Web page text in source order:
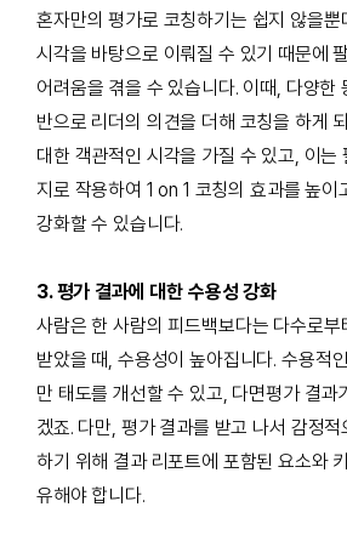
혼자만의 평가로 코칭하기는 쉽지 않을뿐
시각을 바탕으로 이뤄질 수 있기 때문에
어려움을 겪을 수 있습니다. 이때, 다양한
반으로 리더의 의견을 더해 코칭을 하게
대한 객관적인 시각을 가질 수 있고, 이는
지로 작용하여 1 on 1 코칭의 효과를 높이
강화할 수 있습니다.
3.평가 결과에 대한 수용성 강화
사람은 한 사람의 피드백보다는 다수로
받았을 때, 수용성이 높아집니다. 수용적
만 태도를 개선할 수 있고, 다면평가 결과
겠죠. 다만, 평가 결과를 받고 나서 감정
하기 위해 결과 리포트에 포함된 요소와
유해야 합니다.